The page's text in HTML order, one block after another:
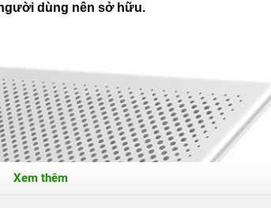
dùng nên sở hữu.
Xem thêm